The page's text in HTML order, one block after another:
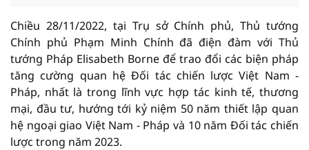
Chiều 28/11/2022, tại Trụ sở Chính phủ, Thủ tướng
Chính phủ Phạm Minh Chính đã điện đàm với Thủ
tướng Pháp Elisabeth Borne để trao đổi các biện pháp
tăng cường quan hệ Đối tác chiến lược Việt Nam -
Pháp, nhất là trong lĩnh vực hợp tác kinh tế, thương
mại, đầu tư, hướng tới kỷ niệm 50 năm thiết lập quan
hệ ngoại giao Việt Nam - Pháp và 10 năm Đối tác chiến
lược trong năm 2023.